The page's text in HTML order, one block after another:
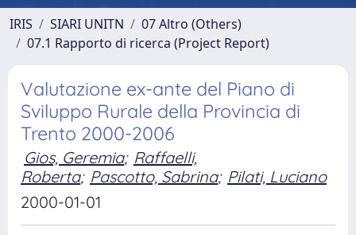
IRIS SIARI UNITN
07 Altro (Others)
07.1 Rapporto di ricerca (Project Report)
Valutazione ex-ante del Piano di
Sviluppo Rurale della Provincia di
Trento 2000-2006
Gios, Geremia; Raffaelli,
Roberta; Pascotto, Sabrina; Pilati, Luciano
2000-01-01